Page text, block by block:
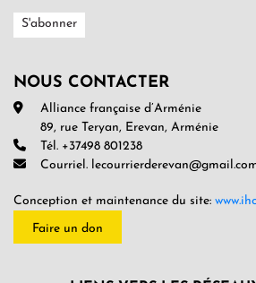
NOUS CONTACTER
Alliance française d’Arménie
89, rue Teryan, Erevan, Arménie
Tél. +37498 801238
Courriel.
Conception et maintenance du site:
Faire un don